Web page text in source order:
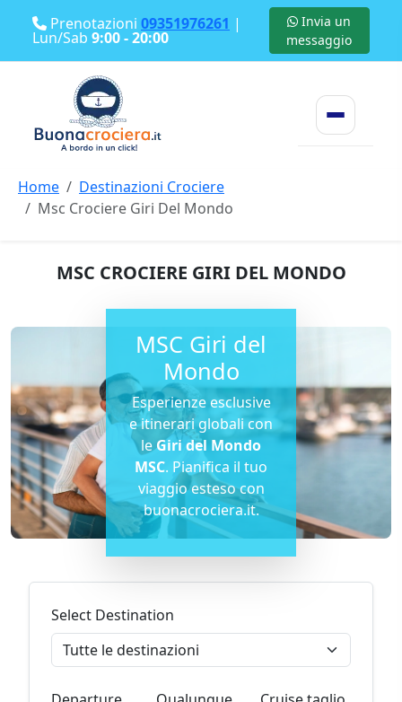
Prenotazioni 09351976261 |
Lun/Sab 9:00 - 20:00
Invia un
messaggio
Home
Destinazioni Crociere
Msc Crociere Giri Del Mondo
MSC CROCIERE GIRI DEL MONDO
MSC Giri del
Mondo
Esperienze esclusive
e itinerari globali con
leGiri del Mondo
MSC. Pianifica il tuo
viaggio esteso con
buonacrociera.it.
Select Destination